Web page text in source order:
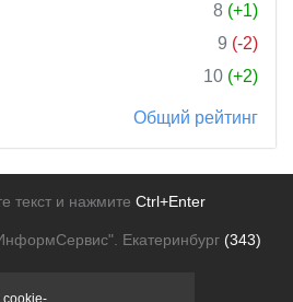
8 (+1)
9 (-2)
10 (+2)
Общий рейтинг
текст и нажмите Ctrl+Enter
Екатеринбург (343)
cookie-